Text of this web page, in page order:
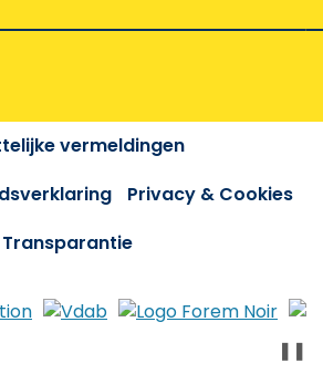
vermeldingen
Privacy & Cookies
Transparantie
❚❚